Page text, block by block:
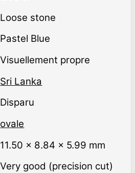
Loose stone
Pastel Blue
visuellement propre
Sri Lanka
disparu
ovale
11.50 × 8.84 × 5.99 mm
Very good (precision cut)